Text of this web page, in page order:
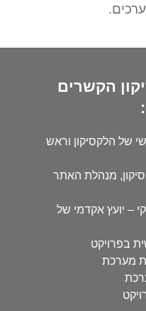
הקשרים
של הלקסיקון וראש
מנהלת האתר
– יועץ אקדמי של
בפרויקט
מערכת